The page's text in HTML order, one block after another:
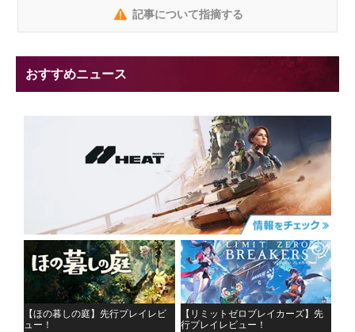
記事について指摘する
おすすめニュース
【ほの暮しの庭】先行プレイレビ
ュー！
【リミットゼロブレイカーズ】先
行プレイレビュー！